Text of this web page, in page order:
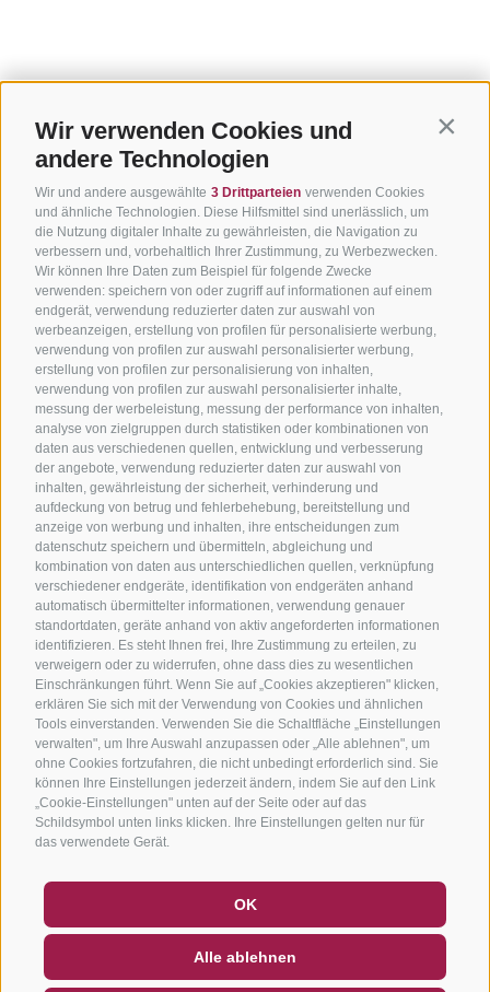
Wir verwenden Cookies und
andere Technologien
Wir und andere ausgewählte 3 Drittparteien verwenden Cookies
und ähnliche Technologien. Diese Hilfsmittel sind unerlässlich, um
die Nutzung digitaler Inhalte zu gewährleisten, die Navigation zu
verbessern und, vorbehaltlich Ihrer Zustimmung, zu Werbezwecken.
Wir können Ihre Daten zum Beispiel für folgende Zwecke
verwenden: speichern von oder zugriff auf informationen auf einem
endgerät, verwendung reduzierter daten zur auswahl von
werbeanzeigen, erstellung von profilen für personalisierte werbung,
verwendung von profilen zur auswahl personalisierter werbung,
erstellung von profilen zur personalisierung von inhalten,
verwendung von profilen zur auswahl personalisierter inhalte,
messung der werbeleistung, messung der performance von inhalten,
analyse von zielgruppen durch statistiken oder kombinationen von
daten aus verschiedenen quellen, entwicklung und verbesserung
der angebote, verwendung reduzierter daten zur auswahl von
inhalten, gewährleistung der sicherheit, verhinderung und
aufdeckung von betrug und fehlerbehebung, bereitstellung und
anzeige von werbung und inhalten, ihre entscheidungen zum
datenschutz speichern und übermitteln, abgleichung und
kombination von daten aus unterschiedlichen quellen, verknüpfung
verschiedener endgeräte, identifikation von endgeräten anhand
automatisch übermittelter informationen, verwendung genauer
standortdaten, geräte anhand von aktiv angeforderten informationen
identifizieren. Es steht Ihnen frei, Ihre Zustimmung zu erteilen, zu
verweigern oder zu widerrufen, ohne dass dies zu wesentlichen
Einschränkungen führt. Wenn Sie auf „Cookies akzeptieren" klicken,
erklären Sie sich mit der Verwendung von Cookies und ähnlichen
Tools einverstanden. Verwenden Sie die Schaltfläche „Einstellungen
verwalten", um Ihre Auswahl anzupassen oder „Alle ablehnen", um
ohne Cookies fortzufahren, die nicht unbedingt erforderlich sind. Sie
können Ihre Einstellungen jederzeit ändern, indem Sie auf den Link
„Cookie-Einstellungen" unten auf der Seite oder auf das
Schildsymbol unten links klicken. Ihre Einstellungen gelten nur für
das verwendete Gerät.
OK
Alle ablehnen
NEWSLETTER
SOCIAL WALL WETTER